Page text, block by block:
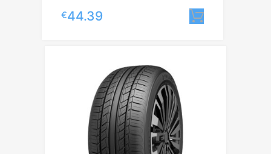
€44.39